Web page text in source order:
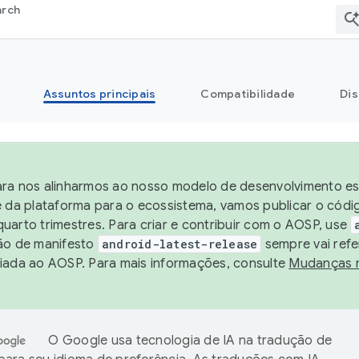
Assuntos principais Compatibilidade
nos alinharmos ao nosso modelo de desenvolvimento
da plataforma para o ecossistema, vamos publicar o
trimestres. Para criar e contribuir com o AOSP, use
de manifesto android-latest-release sempre vai
ao AOSP. Para mais informações, consulte Mudanças
O Google usa tecnologia de IA na tradução de